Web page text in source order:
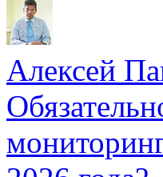
Алексей